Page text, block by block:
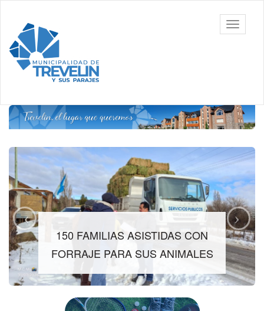
contenido
principal
Toggle
150 FAMILIAS ASISTIDAS CON
FORRAJE PARA SUS ANIMALES